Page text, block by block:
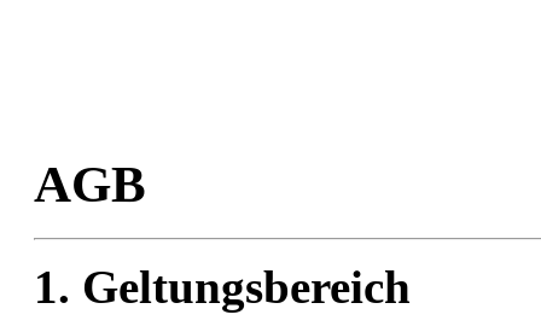
AGB
1. Geltungsbereich